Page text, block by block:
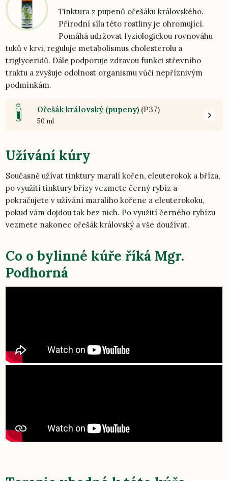
Tinktura z pupenů ořešáku královského.
Přírodní síla této rostliny je ohromující.
Pomáhá udržovat fyziologickou rovnováhu
tuků v krvi, reguluje metabolismus cholesterolu a
triglyceridů. Dále podporuje zdravou funkci střevního
traktu a zvyšuje odolnost organismu vůči nepříznivým
podmínkám.
Ořešák královský (pupeny) (P37)
50 ml
Užívání kúry
Současně užívat tinktury maralí kořen, eleuterokok a bříza,
po využití tinktury břízy vezmete černý rybíz a
pokračujete v užívání maralího kořene a eleuterokoku,
pokud vám dojdou tak bez nich. Po využití černého rybízu
vezmete nakonec ořešák královský a vše doužívat.
Co o bylinné kúře říká Mgr.
Podhorná